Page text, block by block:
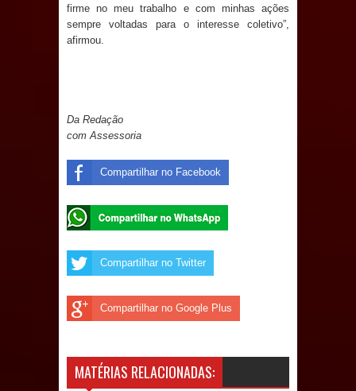
antecipa pagamento do mês de julho
Saúde Bucal: Mais de 470 próteses
Prefeitura de Sapé em 2026
Caldas Brandão: Tradicional Festa de
Santana 2026 será neste sábado (25)
Nota de pesar: Câmara de Marí
firme no meu trabalho e com minhas ações
sempre voltadas para o interesse coletivo”,
afirmou.
Da Redação
com Assessoria
Compartilhar no Facebook
Compartilhar no Twitter
Compartilhar no Google Plus
MATÉRIAS RELACIONADAS: